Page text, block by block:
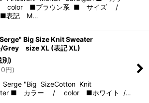
■ブラウン系 ■ サイズ /
表記 M…
Big Size Knit Sweater
Grey size XL (表記 XL)
別)
0円)
Serge "Big SizeCotton Knit
■ カラー / color ■ホワイト /…